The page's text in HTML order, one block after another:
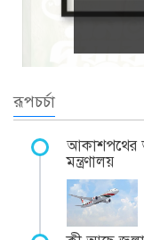
রূপচর্চা
আকাশপথের
মন্ত্রণালয়